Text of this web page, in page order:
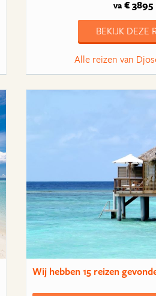
va€ 3895
BEKIJK DEZE
Alle reizen van
Wij hebben15 reizen